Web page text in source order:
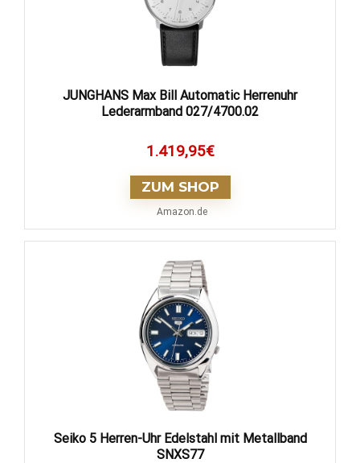
JUNGHANS Max Bill Automatic Herrenuhr
Lederarmband 027/4700.02
1.419,95€
ZUM SHOP
Amazon.de
Seiko 5 Herren-Uhr Edelstahl mit Metallband
SNXS77